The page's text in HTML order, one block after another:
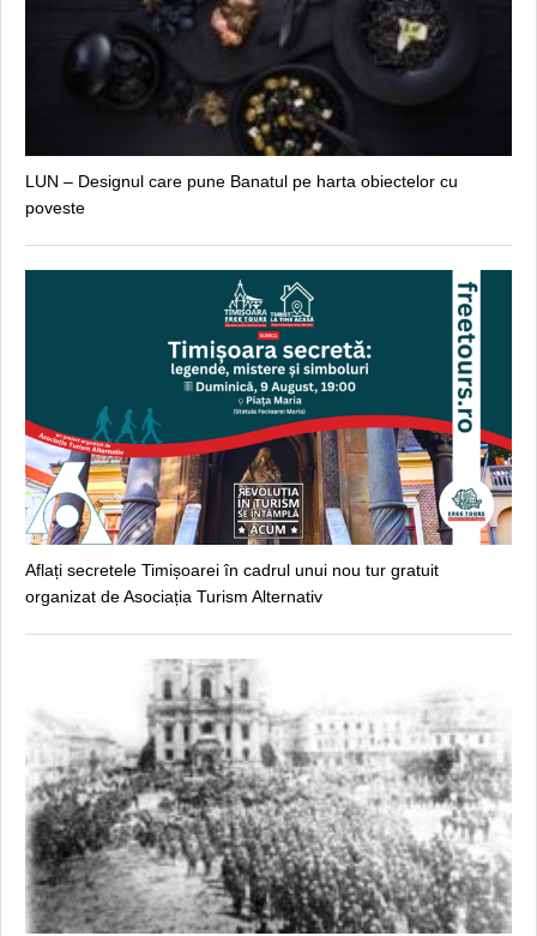
LUN – Designul care pune Banatul pe harta obiectelor cu
poveste
Aflați secretele Timișoarei în cadrul unui nou tur gratuit
organizat de Asociația Turism Alternativ